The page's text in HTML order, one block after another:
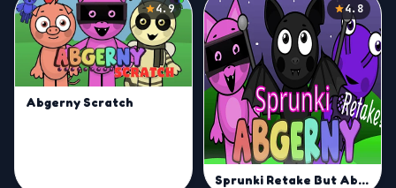
4.9
Abgerny Scratch
4.8
Sprunki Retake But Abgerny